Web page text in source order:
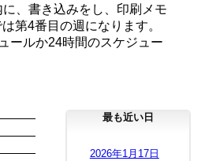
、書き込みをし、印刷メモ
第4番目の週になります。
ールか24時間のスケジュー
最も近い日
2026年1月17日